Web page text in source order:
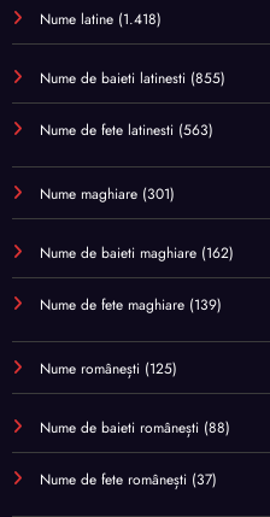
Nume latine (1.418)
Nume de baieti latinesti (855)
Nume de fete latinesti (563)
Nume maghiare (301)
Nume de baieti maghiare (162)
Nume de fete maghiare (139)
Nume românești (125)
Nume de baieti românești (88)
Nume de fete românești (37)